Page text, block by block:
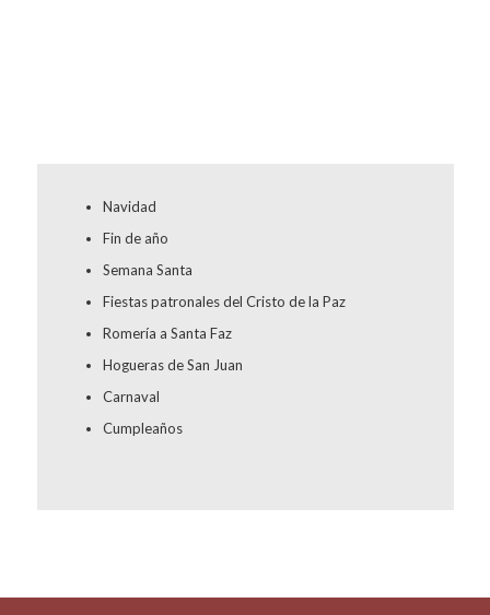
Navidad
Fin de año
Semana Santa
Fiestas patronales del Cristo de la Paz
Romería a Santa Faz
Hogueras de San Juan
Carnaval
Cumpleaños